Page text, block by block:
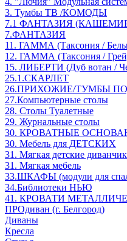
3. Тумбы ТВ /КОМОДЫ
7.1 ФАНТАЗИЯ
7.ФАНТАЗИЯ
11. ГАММА (Таксония /
12. ГАММА (Таксония /
15. ЛИБЕРТИ (Дуб вотан /
25.1.СКАРЛЕТ
26.ПРИХОЖИЕ/ТУМБЫ
27.Компьютерные столы
28. Столы Туалетные
29. Журнальные столы
30. КРОВАТНЫЕ
30. Мебель для ДЕТСКИХ
31. Мягкая детские
31. Мягкая мебель
33.ШКАФЫ (модули для
34.Библиотеки НЬЮ
41. КРОВАТИ
ПРОдиван (г. Белгород)
Диваны
Кресла